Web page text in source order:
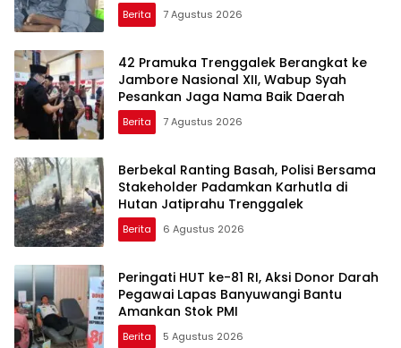
Berita 7 Agustus 2026
42 Pramuka Trenggalek Berangkat ke
Jambore Nasional XII, Wabup Syah
Pesankan Jaga Nama Baik Daerah
Berita 7 Agustus 2026
Berbekal Ranting Basah, Polisi Bersama
Stakeholder Padamkan Karhutla di
Hutan Jatiprahu Trenggalek
Berita 6 Agustus 2026
Peringati HUT ke-81 RI, Aksi Donor Darah
Pegawai Lapas Banyuwangi Bantu
Amankan Stok PMI
Berita 5 Agustus 2026